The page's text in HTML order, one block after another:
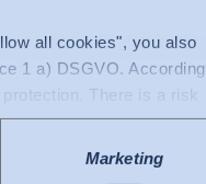
all cookies", you also
1 a) DSGVO. According
There is a risk
there are no legal
Marketing